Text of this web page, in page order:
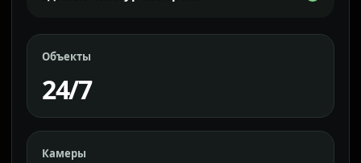
Объекты
24/7
Камеры